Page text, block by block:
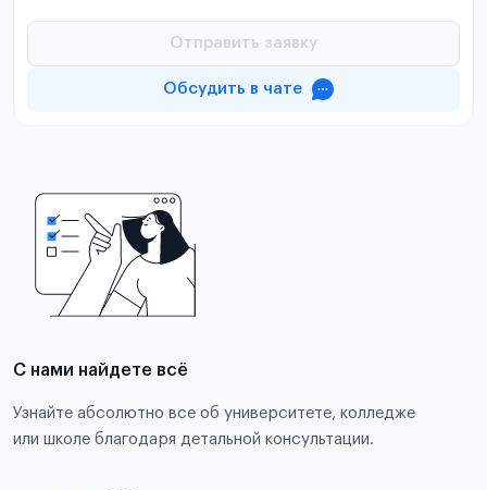
Отправить заявку
Обсудить в чате
С нами найдете всё
Узнайте абсолютно все об университете, колледже
или школе благодаря детальной консультации.